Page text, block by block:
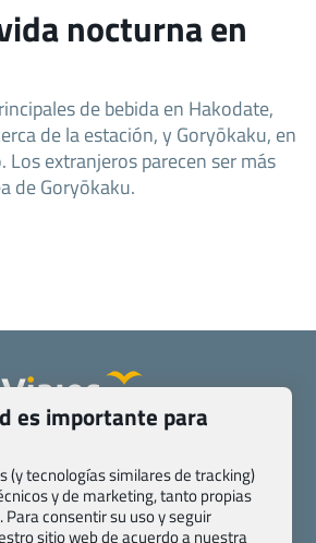
nocturna en
de bebida en Hakodate,
de la estación, y Goryōkaku, en
extranjeros parecen ser más
de Goryōkaku.
Salud y otras disposiciones específicas
Registro de agencias
Condiciones generales
es importante para
(y tecnologías similares de tracking)
y de marketing, tanto propias
consentir su uso y seguir
sitio web de acuerdo a nuestra